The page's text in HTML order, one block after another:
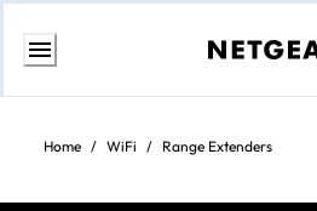
Direct
inhoudHome / WiFi / Range Extenders